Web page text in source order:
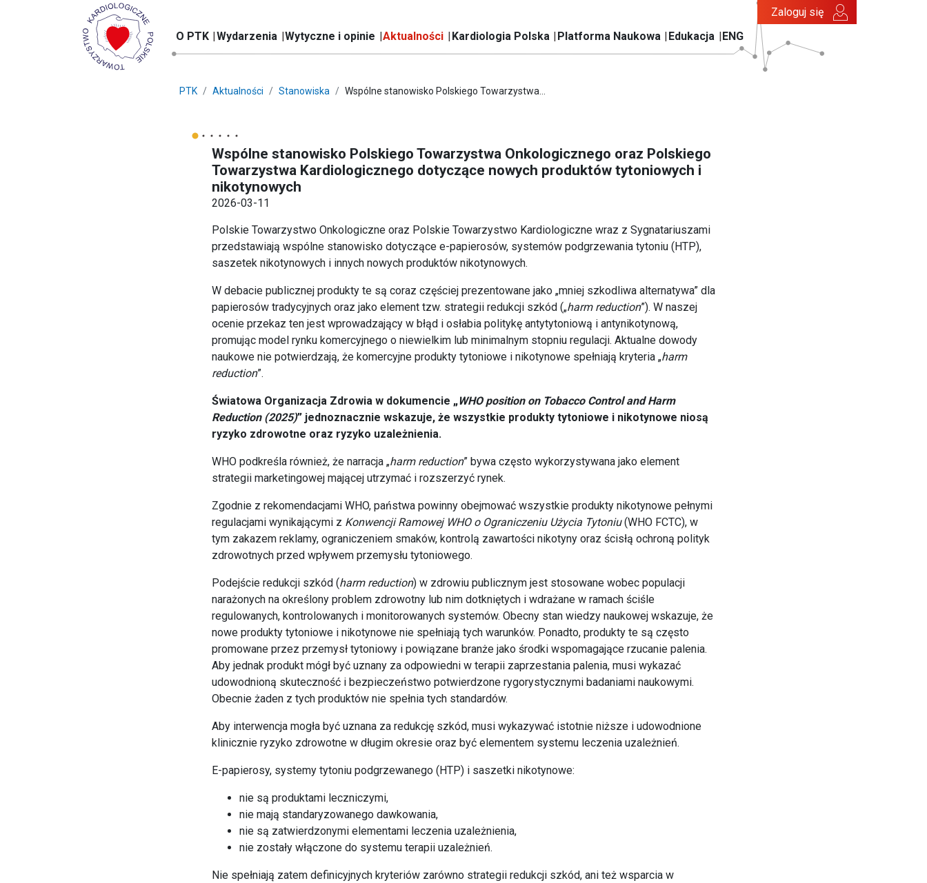
O PTK Wydarzenia Wytyczne i opinie Aktualności Kardiologia Polska Platforma Naukowa Edukacja ENG
Zaloguj się
PTK Aktualności Stanowiska Wspólne stanowisko Polskiego Towarzystwa...
Wspólne stanowisko Polskiego Towarzystwa Onkologicznego oraz Polskiego
Towarzystwa Kardiologicznego dotyczące nowych produktów tytoniowych i
nikotynowych
2026-03-11
Polskie Towarzystwo Onkologiczne oraz Polskie Towarzystwo Kardiologiczne wraz z Sygnatariuszami
przedstawiają wspólne stanowisko dotyczące e-papierosów, systemów podgrzewania tytoniu (HTP),
saszetek nikotynowych i innych nowych produktów nikotynowych.
W debacie publicznej produkty te są coraz częściej prezentowane jako „mniej szkodliwa alternatywa” dla
papierosów tradycyjnych oraz jako element tzw. strategii redukcji szkód („harm reduction”). W naszej
ocenie przekaz ten jest wprowadzający w błąd i osłabia politykę antytytoniową i antynikotynową,
promując model rynku komercyjnego o niewielkim lub minimalnym stopniu regulacji. Aktualne dowody
naukowe nie potwierdzają, że komercyjne produkty tytoniowe i nikotynowe spełniają kryteria „harm
reduction”.
Światowa Organizacja Zdrowia w dokumencie „WHO position on Tobacco Control and Harm
Reduction (2025)” jednoznacznie wskazuje, że wszystkie produkty tytoniowe i nikotynowe niosą
ryzyko zdrowotne oraz ryzyko uzależnienia.
WHO podkreśla również, że narracja „harm reduction” bywa często wykorzystywana jako element
strategii marketingowej mającej utrzymać i rozszerzyć rynek.
Zgodnie z rekomendacjami WHO, państwa powinny obejmować wszystkie produkty nikotynowe pełnymi
regulacjami wynikającymi z Konwencji Ramowej WHO o Ograniczeniu Użycia Tytoniu(WHO FCTC), w
tym zakazem reklamy, ograniczeniem smaków, kontrolą zawartości nikotyny oraz ścisłą ochroną polityk
zdrowotnych przed wpływem przemysłu tytoniowego.
Podejście redukcji szkód (harm reduction) w zdrowiu publicznym jest stosowane wobec populacji
narażonych na określony problem zdrowotny lub nim dotkniętych i wdrażane w ramach ściśle
regulowanych, kontrolowanych i monitorowanych systemów. Obecny stan wiedzy naukowej wskazuje, że
nowe produkty tytoniowe i nikotynowe nie spełniają tych warunków. Ponadto, produkty te są często
promowane przez przemysł tytoniowy i powiązane branże jako środki wspomagające rzucanie palenia.
Aby jednak produkt mógł być uznany za odpowiedni w terapii zaprzestania palenia, musi wykazać
udowodnioną skuteczność i bezpieczeństwo potwierdzone rygorystycznymi badaniami naukowymi.
Obecnie żaden z tych produktów nie spełnia tych standardów.
Aby interwencja mogła być uznana za redukcję szkód, musi wykazywać istotnie niższe i udowodnione
klinicznie ryzyko zdrowotne w długim okresie oraz być elementem systemu leczenia uzależnień.
E-papierosy, systemy tytoniu podgrzewanego (HTP) i saszetki nikotynowe:
nie są produktami leczniczymi,
nie mają standaryzowanego dawkowania,
nie są zatwierdzonymi elementami leczenia uzależnienia,
nie zostały włączone do systemu terapii uzależnień.
Nie spełniają zatem definicyjnych kryteriów zarówno strategii redukcji szkód, ani też wsparcia w